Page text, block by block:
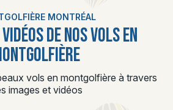
MONTRÉAL
DE NOS VOLS EN
vols en montgolfière à travers
images et vidéos